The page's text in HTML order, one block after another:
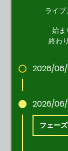
ライ
始ま
終わ
2026/06/
2026/06/
フェー